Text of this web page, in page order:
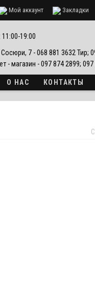
Мой аккаунт Закладки
11:00-19:00
Сосюри, 7 - 068 881 3632 Тир;
- магазин - 097 874 2899;
О НАС КОНТАКТЫ